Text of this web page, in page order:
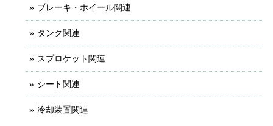
ブレーキ・ホイール関連
タンク関連
スプロケット関連
シート関連
冷却装置関連